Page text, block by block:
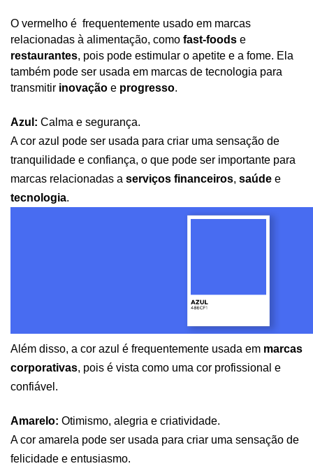
O vermelho é  frequentemente usado em marcas
relacionadas à alimentação, como fast-foods
restaurantes, pois pode estimular o apetite e a fome. Ela
também pode ser usada em marcas de tecnologia para
transmitir inovação e progresso.
Azul: Calma e segurança.
A cor azul pode ser usada para criar uma sensação de
tranquilidade e confiança, o que pode ser importante para
marcas relacionadas a serviços financeiros, saúde
tecnologia.
Além disso, a cor azul é frequentemente usada em marcas
corporativas, pois é vista como uma cor profissional e
confiável.
Amarelo: Otimismo, alegria e criatividade.
A cor amarela pode ser usada para criar uma sensação de
felicidade e entusiasmo.